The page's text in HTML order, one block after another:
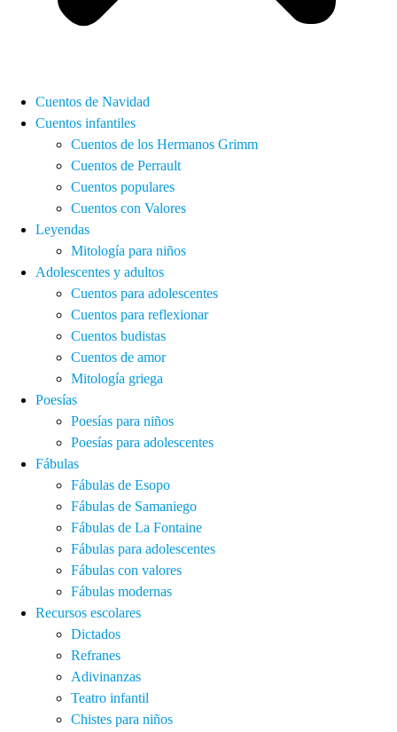
Cuentos de Navidad
Cuentos infantiles
Cuentos de los Hermanos Grimm
Cuentos de Perrault
Cuentos populares
Cuentos con Valores
Leyendas
Mitología para niños
Adolescentes y adultos
Cuentos para adolescentes
Cuentos para reflexionar
Cuentos budistas
Cuentos de amor
Mitología griega
Poesías
Poesías para niños
Poesías para adolescentes
Fábulas
Fábulas de Esopo
Fábulas de Samaniego
Fábulas de La Fontaine
Fábulas para adolescentes
Fábulas con valores
Fábulas modernas
Recursos escolares
Dictados
Refranes
Adivinanzas
Teatro infantil
Chistes para niños